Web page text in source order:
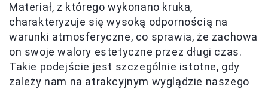
Materiał, z którego wykonano kruka,
charakteryzuje się wysoką odpornością na
warunki atmosferyczne, co sprawia, że zachowa
on swoje walory estetyczne przez długi czas.
Takie podejście jest szczególnie istotne, gdy
zależy nam na atrakcyjnym wyglądzie naszego